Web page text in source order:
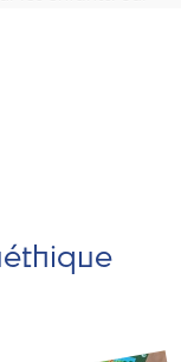
bois
dans le
des jouets
des jeux de
plein air, ... et